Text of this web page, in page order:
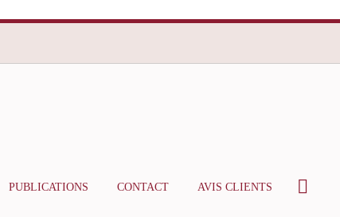
PUBLICATIONS CONTACT AVIS CLIENTS